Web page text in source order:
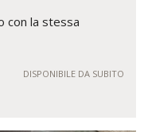
con la stessa
DISPONIBILE DA SUBITO